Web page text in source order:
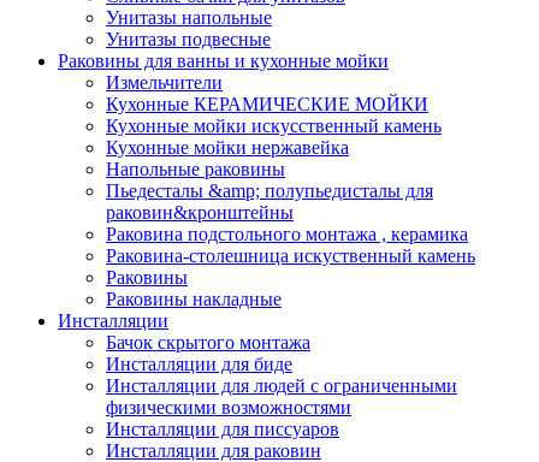
Унитазы напольные
Унитазы подвесные
Раковины для ванны и кухонные мойки
Измельчители
Кухонные КЕРАМИЧЕСКИЕ МОЙКИ
Кухонные мойки искусственный камень
Кухонные мойки нержавейка
Напольные раковины
Пьедесталы &amp; полупьедисталы для
раковин&кронштейны
Раковина подстольного монтажа , керамика
Раковина-столешница искуственный камень
Раковины
Раковины накладные
Инсталляции
Бачок скрытого монтажа
Инсталляции для биде
Инсталляции для людей с ограниченными
физическими возможностями
Инсталляции для писсуаров
Инсталляции для раковин